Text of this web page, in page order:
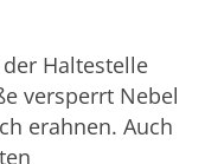
Haltestelle
versperrt Nebel
erahnen. Auch